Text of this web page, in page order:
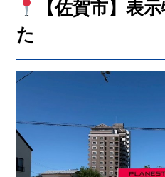
【佐賀市】表
た